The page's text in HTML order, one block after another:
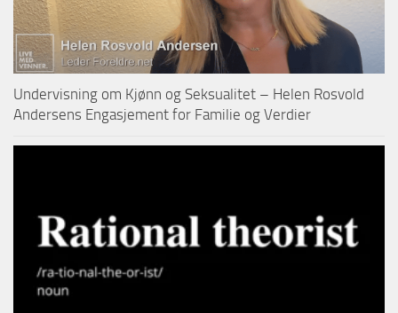
Undervisning om Kjønn og Seksualitet – Helen Rosvold
Andersens Engasjement for Familie og Verdier